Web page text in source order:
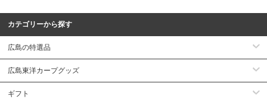
カテゴリーから探す
広島の特選品
広島東洋カープグッズ
ギフト